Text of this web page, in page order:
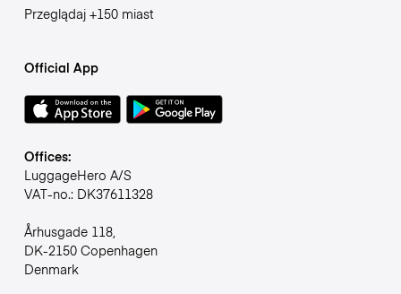
Przeglądaj +150 miast
Official App
Offices:
LuggageHero A/S
VAT-no.: DK37611328
Århusgade 118,
DK-2150 Copenhagen
Denmark